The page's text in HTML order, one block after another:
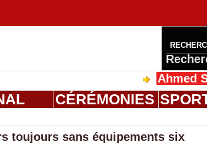
Ahmed Saloum
CÉRÉMONIES
toujours sans équipements six